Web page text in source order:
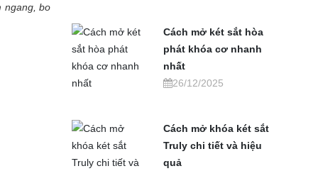
ngang, bo
Cách mở két sắt hòa
phát khóa cơ nhanh
nhất
26/12/2025
Cách mở khóa két sắt
Truly chi tiết và hiệu
quả